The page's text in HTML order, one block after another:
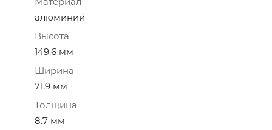
алюминий
Высота
149.6 мм
Ширина
71.9 мм
Толщина
8.7 мм